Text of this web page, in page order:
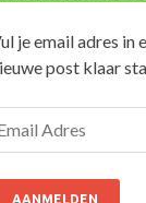
je email adres in
post klaar
AANMELDEN